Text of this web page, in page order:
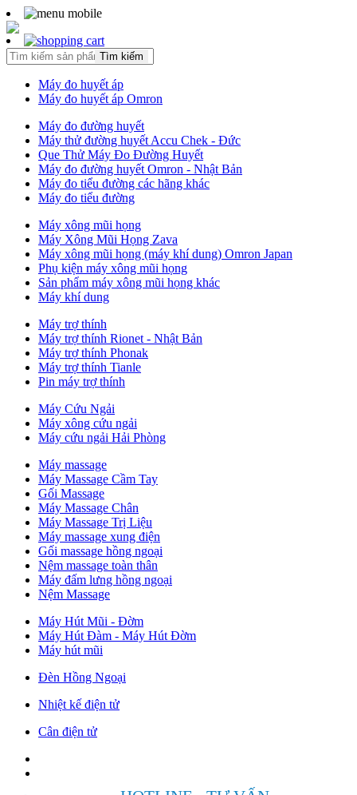
Tìm kiếm
Máy đo huyết áp
Máy đo huyết áp Omron
Máy đo đường huyết
Máy thử đường huyết Accu Chek - Đức
Que Thử Máy Đo Đường Huyết
Máy đo đường huyết Omron - Nhật Bản
Máy đo tiểu đường các hãng khác
Máy đo tiểu đường
Máy xông mũi họng
Máy Xông Mũi Họng Zava
Máy xông mũi họng (máy khí dung) Omron Japan
Phụ kiện máy xông mũi họng
Sản phẩm máy xông mũi họng khác
Máy khí dung
Máy trợ thính
Máy trợ thính Rionet - Nhật Bản
Máy trợ thính Phonak
Máy trợ thính Tianle
Pin máy trợ thính
Máy Cứu Ngải
Máy xông cứu ngải
Máy cứu ngải Hải Phòng
Máy massage
Máy Massage Cầm Tay
Gối Massage
Máy Massage Chân
Máy Massage Trị Liệu
Máy massage xung điện
Gối massage hồng ngoại
Nệm massage toàn thân
Máy đấm lưng hồng ngoại
Nệm Massage
Máy Hút Mũi - Đờm
Máy Hút Đàm - Máy Hút Đờm
Máy hút mũi
Đèn Hồng Ngoại
Nhiệt kế điện tử
Cân điện tử